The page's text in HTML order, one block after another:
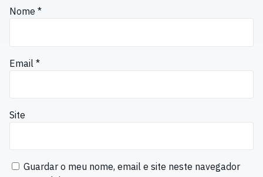
Nome *
Email *
Site
Guardar o meu nome, email e site neste navegador